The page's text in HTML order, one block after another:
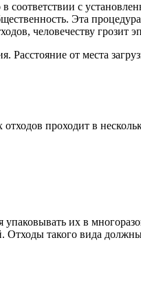
соответствии с
Эта
человечеству грозит
Расстояние от места
проходит в
их в
такого вида